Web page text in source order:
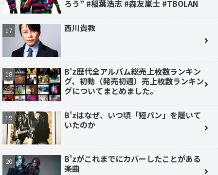
ろう” #稲葉浩志 #森友嵐士 #TBOLAN
西川貴教
B'z歴代全アルバム総売上枚数ランキン
グ、初動（発売初週）売上枚数ランキン
グについてまとめました。
B'zはなぜ、いつ頃「短パン」を履いて
いたのか
B'zがこれまでにカバーしたことがある
楽曲